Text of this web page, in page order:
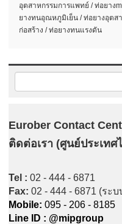
อุตสาหกรรมการแพทย์ / ท่อยาง
ยางทนอุณหภูมิเย็น / ท่อยางอุตส
ก่อสร้าง / ท่อยางทนแรงดัน
Eurober Contact
ติดต่อเรา (ศูนย์ประเทศ
Tel : 02 - 444 - 6871
Fax: 02 - 444 - 6871 (ระ
Mobile: 095 - 206 - 8185
Line ID : @mipgroup